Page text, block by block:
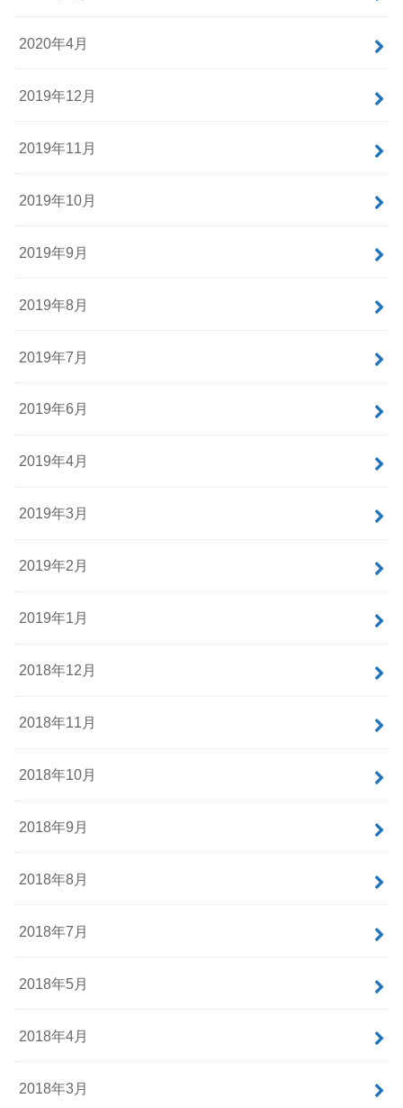
2020年4月
2019年12月
2019年11月
2019年10月
2019年9月
2019年8月
2019年7月
2019年6月
2019年4月
2019年3月
2019年2月
2019年1月
2018年12月
2018年11月
2018年10月
2018年9月
2018年8月
2018年7月
2018年5月
2018年4月
2018年3月